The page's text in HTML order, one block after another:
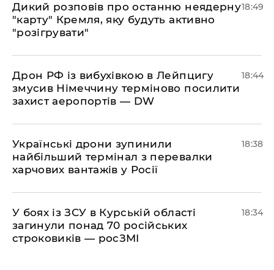
​Дикий розповів про останню неядерну
"карту" Кремля, яку будуть активно
"розігрувати"
18:49
​Дрон РФ із вибухівкою в Лейпцигу
змусив Німеччину терміново посилити
захист аеропортів — DW
18:44
​Українські дрони зупинили
найбільший термінал з перевалки
харчових вантажів у Росії
18:38
​У боях із ЗСУ в Курській області
загинули понад 70 російських
строковиків — росЗМІ
18:34